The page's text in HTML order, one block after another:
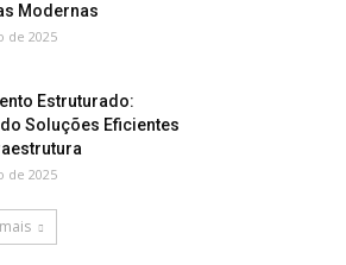
Modernas
de 2025
Estruturado:
Soluções Eficientes
de 2025